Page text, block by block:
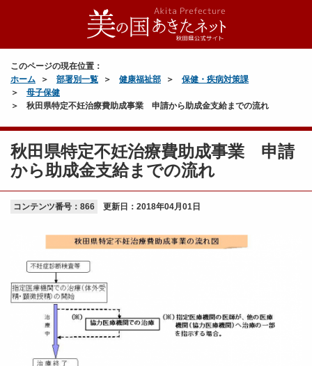
このページの現在位置：
ホーム
部署別一覧 健康福祉部
保健・疾病対策課
母子保健
秋田県特定不妊治療費助成事業 申請から助成金支給までの流れ
秋田県特定不妊治療費助成事業 申請
から助成金支給までの流れ
コンテンツ番号：866 更新日： 2018年04月01日